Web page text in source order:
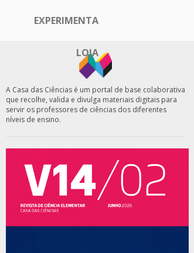
EXPERIMENTA
LOJA
A Casa das Ciências é um portal de base colaborativa
que recolhe, valida e divulga materiais digitais para
servir os professores de ciências dos diferentes
níveis de ensino.